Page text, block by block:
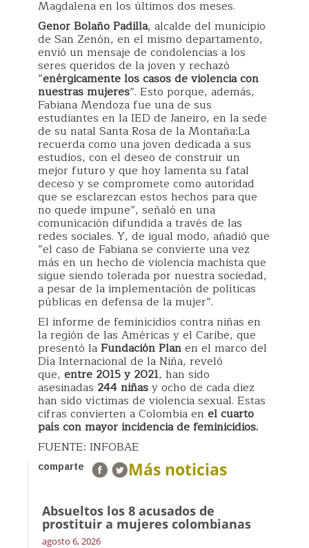
Magdalena en los últimos dos meses.
Genor Bolaño Padilla, alcalde del municipio
de San Zenón, en el mismo departamento,
envió un mensaje de condolencias a los
seres queridos de la joven y rechazó
“enérgicamente los casos de violencia con
nuestras mujeres”. Esto porque, además,
Fabiana Mendoza fue una de sus
estudiantes en la IED de Janeiro, en la sede
de su natal Santa Rosa de la Montaña:La
recuerda como una joven dedicada a sus
estudios, con el deseo de construir un
mejor futuro y que hoy lamenta su fatal
deceso y se compromete como autoridad
que se esclarezcan estos hechos para que
no quede impune”, señaló en una
comunicación difundida a través de las
redes sociales. Y, de igual modo, añadió que
“el caso de Fabiana se convierte una vez
más en un hecho de violencia machista que
sigue siendo tolerada por nuestra sociedad,
a pesar de la implementación de políticas
públicas en defensa de la mujer”.
El informe de feminicidios contra niñas en
la región de las Américas y el Caribe, que
presentó laFundación Planen el marco del
Día Internacional de la Niña, reveló
que, entre 2015 y 2021, han sido
asesinadas 244 niñasy ocho de cada diez
han sido víctimas de violencia sexual. Estas
cifras convierten a Colombia en el cuarto
país con mayor incidencia de feminicidios.
FUENTE: INFOBAE
comparte Más noticias
Absueltos los 8 acusados de
prostituir a mujeres colombianas
agosto 6, 2026